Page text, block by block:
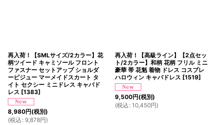
再入荷！【SMLサイズ/2カラー】花
柄ツイード キャミソール フロント
ファスナー セットアップ ショルダ
ービジュー マーメイドスカート タ
イト セクシー ミニドレス キャバド
レス [1383]
8,980円(税別)
(税込 : 9,878円)
再入荷！【高級ライン】【2点セッ
ト/2カラー】和柄 花柄 フリル ミニ
豪華 帯 花魁 着物 ドレス コスプレ
ハロウィン キャバドレス [1519]
9,500円(税別)
(税込 : 10,450円)